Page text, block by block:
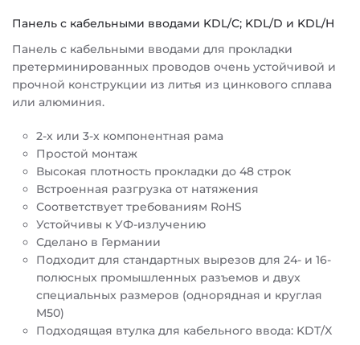
Панель с кабельными вводами KDL/C; KDL/D и KDL/H
Панель с кабельными вводами для прокладки
претерминированных проводов очень устойчивой и
прочной конструкции из литья из цинкового сплава
или алюминия.
2-х или 3-х компонентная рама
Простой монтаж
Высокая плотность прокладки до 48 строк
Встроенная разгрузка от натяжения
Соответствует требованиям RoHS
Устойчивы к УФ-излучению
Сделано в Германии
Подходит для стандартных вырезов для 24- и 16-
полюсных промышленных разъемов и двух
специальных размеров (однорядная и круглая
M50)
Подходящая втулка для кабельного ввода: KDT/X